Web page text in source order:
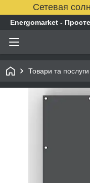
Сетевая
Energomarket -
Товари та послуги